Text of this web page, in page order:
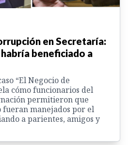
en Secretaría:
beneficiado a
“El Negocio de
cómo funcionarios del
permitieron que
fueran manejados por el
a parientes, amigos y